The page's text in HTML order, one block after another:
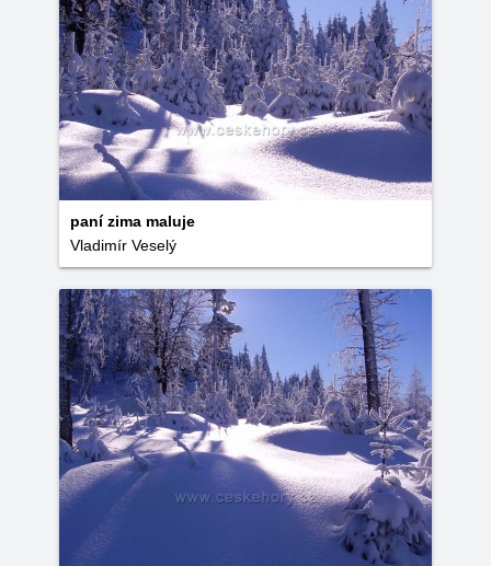
paní zima maluje
Vladimír Veselý